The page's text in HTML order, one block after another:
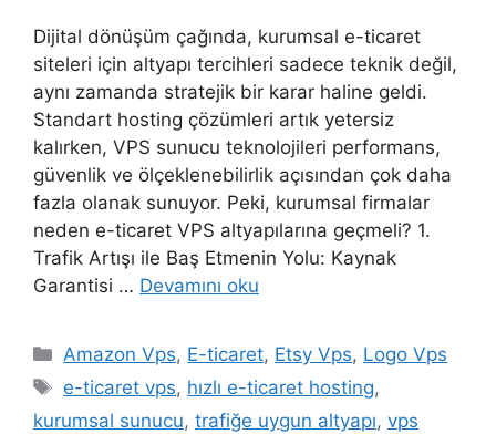
Dijital dönüşüm çağında, kurumsal e-ticaret
siteleri için altyapı tercihleri sadece teknik değil,
aynı zamanda stratejik bir karar haline geldi.
Standart hosting çözümleri artık yetersiz
kalırken, VPS sunucu teknolojileri performans,
güvenlik ve ölçeklenebilirlik açısından çok daha
fazla olanak sunuyor. Peki, kurumsal firmalar
neden e-ticaret VPS altyapılarına geçmeli? 1.
Trafik Artışı ile Baş Etmenin Yolu: Kaynak
Garantisi … Devamını oku
Kategoriler
Amazon Vps, E-ticaret, Etsy Vps, Logo Vps
Etiketler
e-ticaret vps, hızlı e-ticaret hosting,
kurumsal sunucu, trafiğe uygun altyapı, vps